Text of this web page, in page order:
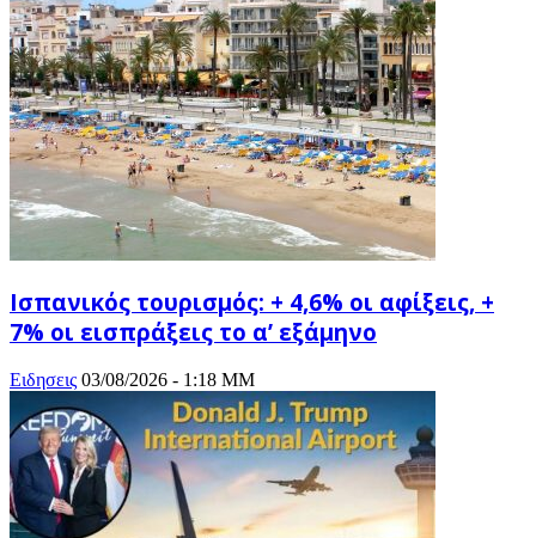
Ισπανικός τουρισμός: + 4,6% οι αφίξεις, +
7% οι εισπράξεις το α’ εξάμηνο
Ειδησεις 03/08/2026 - 1:18 ΜΜ